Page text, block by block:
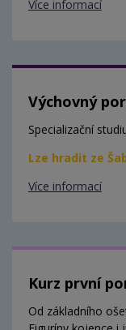
Více informací
Výchovný
Specializační
Lze hradit ze
Více informací
Kurz první
Od základního